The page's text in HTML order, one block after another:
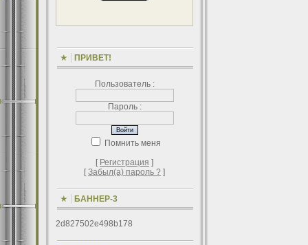
ПРИВЕТ!
Пользователь :
Пароль :
Помнить меня
[ Регистрация ]
[Забыл(а) пароль ? ]
БАННЕР-3
2d827502e498b178